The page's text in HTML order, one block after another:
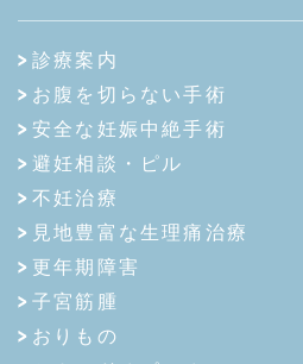
診療案内
お腹を切らない手術
安全な妊娠中絶手術
避妊相談・ピル
不妊治療
見地豊富な生理痛治療
更年期障害
子宮筋腫
おりもの